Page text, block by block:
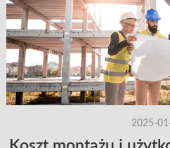
2025-